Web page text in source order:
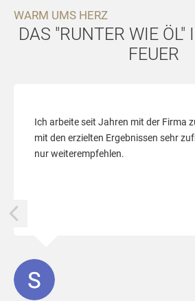
WARM UMS HERZ
DAS "RUNTER WIE ÖL"
FEUER
Ich arbeite seit Jahren mit der Firma
mit den erzielten Ergebnissen sehr
nur weiterempfehlen.